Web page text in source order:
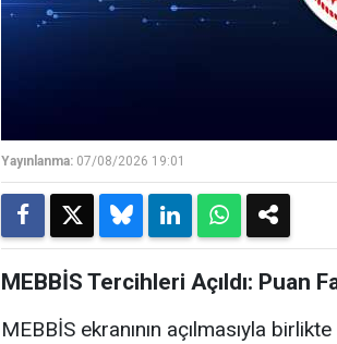
Yayınlanma: 07/08/2026 19:01
MEBBİS Tercihleri Açıldı: Puan
MEBBİS ekranının açılmasıyla